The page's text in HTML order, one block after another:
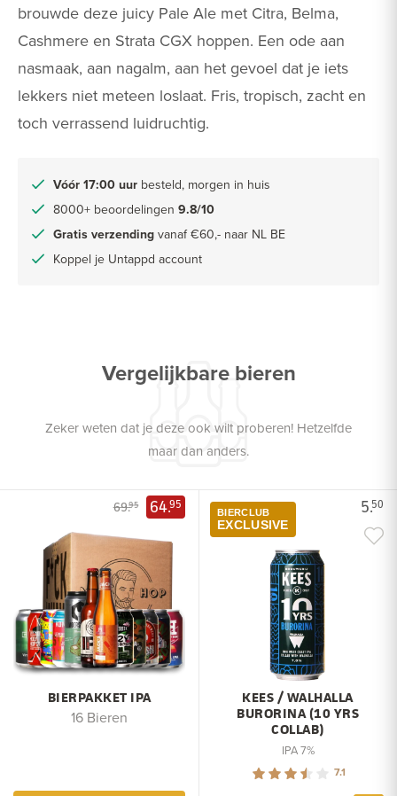
brouwde deze juicy Pale Ale met Citra, Belma,
Cashmere en Strata CGX hoppen. Een ode aan
nasmaak, aan nagalm, aan het gevoel dat je iets
lekkers niet meteen loslaat. Fris, tropisch, zacht en
toch verrassend luidruchtig.
Vóór 17:00 uur besteld, morgen in huis
8000+ beoordelingen 9.8/10
Gratis verzending vanaf €60,- naar NL BE
Koppel je Untappd account
Vergelijkbare bieren
Zeker weten dat je deze ook wilt proberen! Hetzelfde
maar dan anders.
69.95 64.95
BIERPAKKET IPA
16 Bieren
5.50
BIERCLUB
EXCLUSIVE
KEES / WALHALLA
BURORINA (10 YRS
COLLAB)
IPA 7%
7.1